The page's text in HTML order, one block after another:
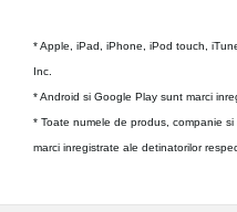
* Apple, iPad, iPhone, iPod touch,
Inc.
* Android si Google Play sunt marci
* Toate numele de produs, companie
marci inregistrate ale detinatorilor